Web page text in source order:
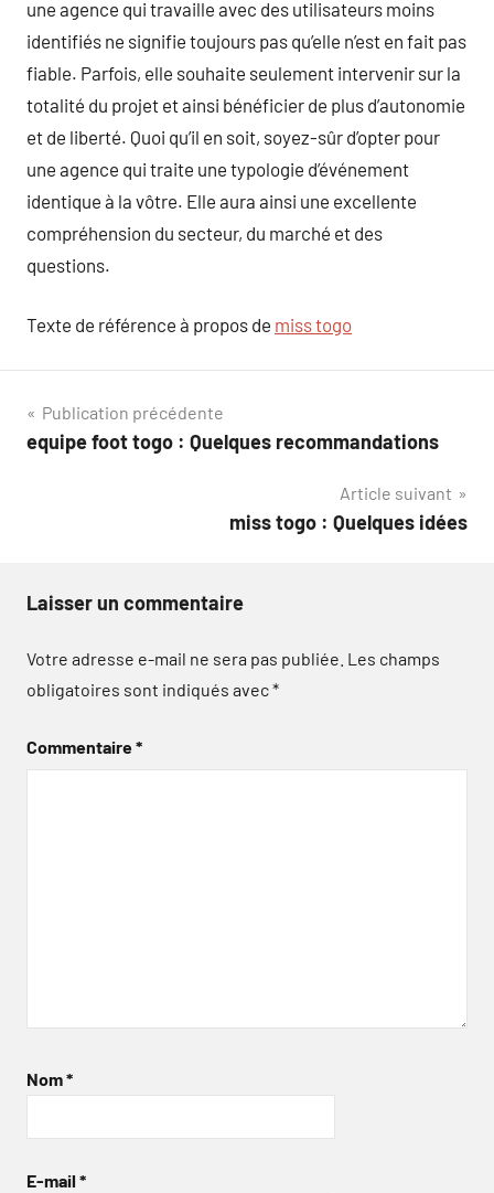
une agence qui travaille avec des utilisateurs moins
identifiés ne signifie toujours pas qu’elle n’est en fait pas
fiable. Parfois, elle souhaite seulement intervenir sur la
totalité du projet et ainsi bénéficier de plus d’autonomie
et de liberté. Quoi qu’il en soit, soyez-sûr d’opter pour
une agence qui traite une typologie d’événement
identique à la vôtre. Elle aura ainsi une excellente
compréhension du secteur, du marché et des
questions.
Texte de référence à propos de miss togo
Navigation
de
Publication précédente
equipe foot togo : Quelques recommandations
Article suivant
miss togo : Quelques idées
Laisser un commentaire
Votre adresse e-mail ne sera pas publiée. Les champs
obligatoires sont indiqués avec*
Commentaire*
Nom*
E-mail *